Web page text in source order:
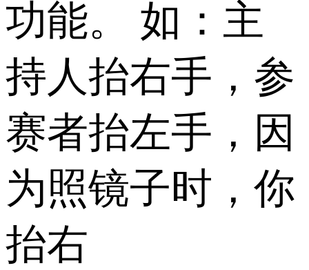
功能。 如：主
持人抬右手，参
赛者抬左手，因
为照镜子时，你
抬右